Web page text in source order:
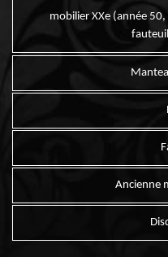
mobilier XXe (année
Ancienne